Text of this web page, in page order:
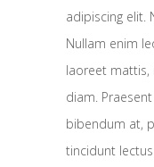
adipiscing elit.
Nullam enim
laoreet mattis,
diam.
bibendum at,
tincidunt